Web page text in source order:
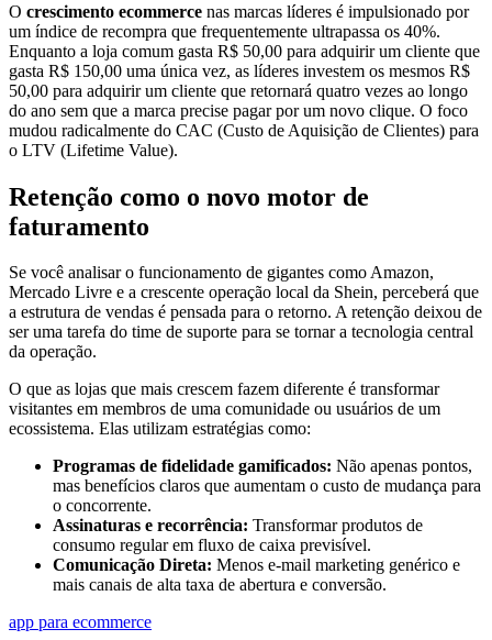
O crescimento ecommerce nas marcas líderes é impulsionado por
um índice de recompra que frequentemente ultrapassa os 40%.
Enquanto a loja comum gasta R$ 50,00 para adquirir um cliente que
gasta R$ 150,00 uma única vez, as líderes investem os mesmos R$
50,00 para adquirir um cliente que retornará quatro vezes ao longo
do ano sem que a marca precise pagar por um novo clique. O foco
mudou radicalmente do CAC (Custo de Aquisição de Clientes) para
o LTV (Lifetime Value).
Retenção como o novo motor de
faturamento
Se você analisar o funcionamento de gigantes como Amazon,
Mercado Livre e a crescente operação local da Shein, perceberá que
a estrutura de vendas é pensada para o retorno. A retenção deixou de
ser uma tarefa do time de suporte para se tornar a tecnologia central
da operação.
O que as lojas que mais crescem fazem diferente é transformar
visitantes em membros de uma comunidade ou usuários de um
ecossistema. Elas utilizam estratégias como:
Programas de fidelidade gamificados: Não apenas pontos,
mas benefícios claros que aumentam o custo de mudança para
o concorrente.
Assinaturas e recorrência: Transformar produtos de
consumo regular em fluxo de caixa previsível.
Comunicação Direta: Menos e-mail marketing genérico e
mais canais de alta taxa de abertura e conversão.
app para ecommerce